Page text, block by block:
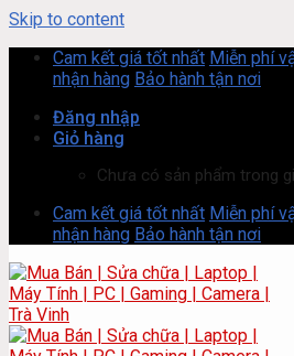
Skip to content
Cam kết giá tốt nhất Miễn phí
nhận hàng Bảo hành tận nơi
Đăng nhập
Giỏ hàng
Chưa có sản phẩm trong
Cam kết giá tốt nhất Miễn phí
nhận hàng Bảo hành tận nơi